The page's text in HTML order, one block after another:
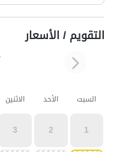
التقويم / الأسعار
السبت الأحد الاثنين
1
2
3